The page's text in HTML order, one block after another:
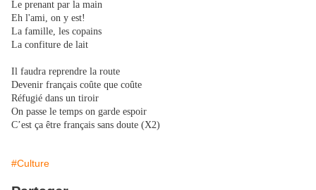
Le prenant par la main
Eh l'ami, on y est!
La famille, les copains
La confiture de lait
Il faudra reprendre la route
Devenir français coûte que coûte
Réfugié dans un tiroir
On passe le temps on garde espoir
C’est ça être français sans doute (X2)
#Culture